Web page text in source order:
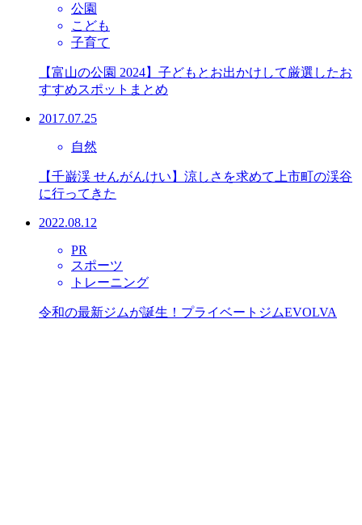
公園
こども
子育て
【富山の公園 2024】子どもとお出かけして厳選したお
すすめスポットまとめ
2017.07.25
自然
【千巌渓 せんがんけい】涼しさを求めて上市町の渓谷
に行ってきた
2022.08.12
PR
スポーツ
トレーニング
令和の最新ジムが誕生！プライベートジムEVOLVA